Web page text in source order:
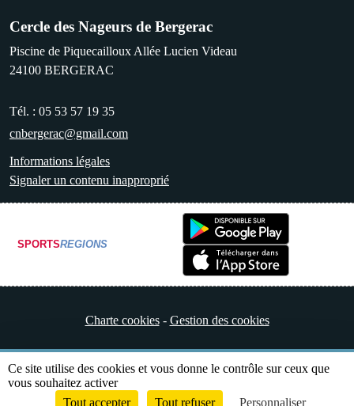
Cercle des Nageurs de Bergerac
Piscine de Piquecailloux Allée Lucien Videau
24100 BERGERAC
Tél. : 05 53 57 19 35
cnbergerac@gmail.com
Informations légales
Signaler un contenu inapproprié
SPORTSREGIONS
Charte cookies Gestion des cookies
Envie de participer ?
Ce site utilise des cookies et vous donne le contrôle sur ceux que
vous souhaitez activer
Tout accepter
Tout refuser Personnaliser